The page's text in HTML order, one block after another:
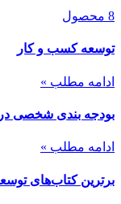
8 محصول
توسعه کسب و کار
ادامه مطلب »
بودجه بندی شخصی در سال ۱۴۰۴؛ راهنمای کامل
ادامه مطلب »
برترین کتاب‌های